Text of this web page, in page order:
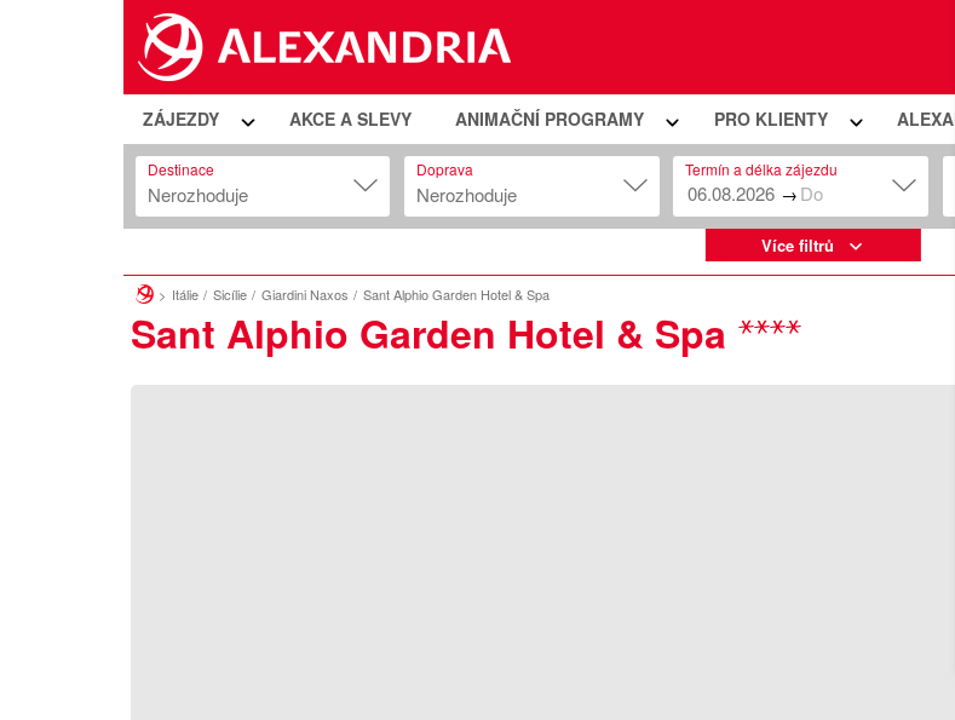
ZÁJEZDY AKCE A SLEVY ANIMAČNÍ PROGRAMY PRO KLIENTY
Destinace
Nerozhoduje
Doprava
Nerozhoduje
Termín a délka zájezdu
→
Více filtrů
Itálie Sicílie Giardini Naxos Sant Alphio Garden Hotel & Spa
Sant Alphio Garden Hotel & Spa